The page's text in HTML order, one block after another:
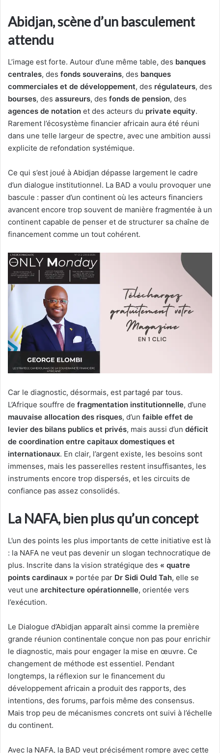
Abidjan, scène d’un basculement
attendu
L’image est forte. Autour d’une même table, des banques
centrales, des fonds souverains, des banques
commerciales et de développement, des régulateurs, des
bourses, des assureurs, des fonds de pension, des
agences de notation et des acteurs du private equity.
Rarement l’écosystème financier africain aura été réuni
dans une telle largeur de spectre, avec une ambition aussi
explicite de refondation systémique.
Ce qui s’est joué à Abidjan dépasse largement le cadre
d’un dialogue institutionnel. La BAD a voulu provoquer une
bascule : passer d’un continent où les acteurs financiers
avancent encore trop souvent de manière fragmentée à un
continent capable de penser et de structurer sa chaîne de
financement comme un tout cohérent.
Car le diagnostic, désormais, est partagé par tous.
L’Afrique souffre de fragmentation institutionnelle, d’une
mauvaise allocation des risques, d’un faible effet de
levier des bilans publics et privés, mais aussi d’un déficit
de coordination entre capitaux domestiques et
internationaux. En clair, l’argent existe, les besoins sont
immenses, mais les passerelles restent insuffisantes, les
instruments encore trop dispersés, et les circuits de
confiance pas assez consolidés.
La NAFA, bien plus qu’un concept
L’un des points les plus importants de cette initiative est là
: la NAFA ne veut pas devenir un slogan technocratique de
plus. Inscrite dans la vision stratégique des « quatre
points cardinaux » portée par Dr Sidi Ould Tah, elle se
veut une architecture opérationnelle, orientée vers
l’exécution.
Le Dialogue d’Abidjan apparaît ainsi comme la première
grande réunion continentale conçue non pas pour enrichir
le diagnostic, mais pour engager la mise en œuvre. Ce
changement de méthode est essentiel. Pendant
longtemps, la réflexion sur le financement du
développement africain a produit des rapports, des
intentions, des forums, parfois même des consensus.
Mais trop peu de mécanismes concrets ont suivi à l’échelle
du continent.
Avec la NAFA, la BAD veut précisément rompre avec cette